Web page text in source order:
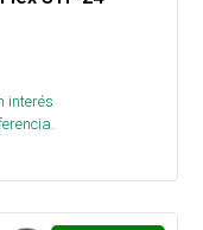
interés